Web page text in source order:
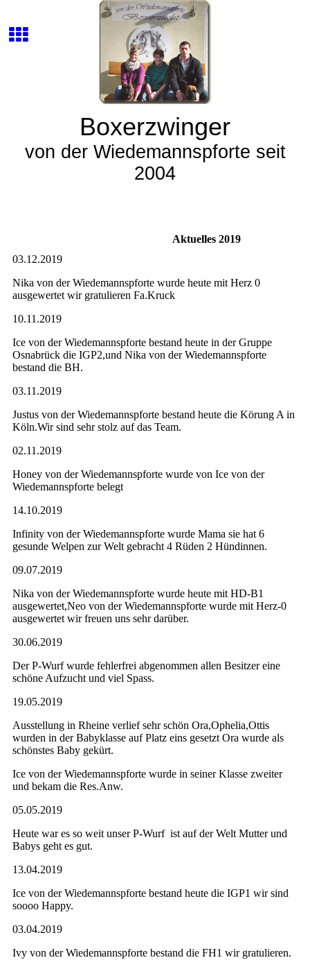
Boxerzwinger
von der Wiedemannspforte seit
2004
Aktuelles 2019
03.12.2019
Nika von der Wiedemannspforte wurde heute mit Herz 0
ausgewertet wir gratulieren Fa.Kruck
10.11.2019
Ice von der Wiedemannspforte bestand heute in der Gruppe
Osnabrück die IGP2,und Nika von der Wiedemannspforte
bestand die BH.
03.11.2019
Justus von der Wiedemannspforte bestand heute die Körung A in
Köln.Wir sind sehr stolz auf das Team.
02.11.2019
Honey von der Wiedemannspforte wurde von Ice von der
Wiedemannspforte belegt
14.10.2019
Infinity von der Wiedemannspforte wurde Mama sie hat 6
gesunde Welpen zur Welt gebracht 4 Rüden 2 Hündinnen.
09.07.2019
Nika von der Wiedemannspforte wurde heute mit HD-B1
ausgewertet,Neo von der Wiedemannspforte wurde mit Herz-0
ausgewertet wir freuen uns sehr darüber.
30.06.2019
Der P-Wurf wurde fehlerfrei abgenommen allen Besitzer eine
schöne Aufzucht und viel Spass.
19.05.2019
Ausstellung in Rheine verlief sehr schön Ora,Ophelia,Ottis
wurden in der Babyklasse auf Platz eins gesetzt Ora wurde als
schönstes Baby gekürt.
Ice von der Wiedemannspforte wurde in seiner Klasse zweiter
und bekam die Res.Anw.
05.05.2019
Heute war es so weit unser P-Wurf ist auf der Welt Mutter und
Babys geht es gut.
13.04.2019
Ice von der Wiedemannspforte bestand heute die IGP1 wir sind
soooo Happy.
03.04.2019
Ivy von der Wiedemannspforte bestand die FH1 wir gratulieren.